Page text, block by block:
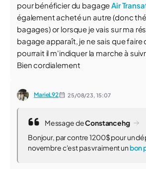
pour bénéficier du bagageAir
également acheté un autre (donc
bagages) or lorsque je vais sur ma
bagage apparaît, je ne sais que faire
pourrait il m'indiquer la marche à
Bien cordialement
MarieL92 25/08/23, 15:07
Message deConstancehg
Bonjour, par contre 1200$ pour un
novembre c'est pas vraiment un bon